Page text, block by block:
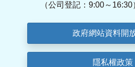
（公司登記：9:00～16:30
政府網站資料開
隱私權政策